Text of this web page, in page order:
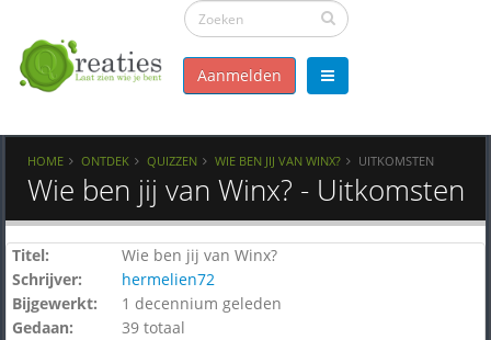
Aanmelden
HOME ONTDEK QUIZZEN WIE BEN JIJ VAN WINX? UITKOMSTEN
Wie ben jij van Winx? - Uitkomsten
Titel:
Wie ben jij van Winx?
Schrijver:
hermelien72
Bijgewerkt:
1 decennium geleden
Gedaan:
39 totaal